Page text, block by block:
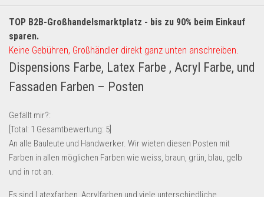
Handy und Smartphone
Kosmetik & Pflege
Lebensmittel & Getränke
Multimedia & Elektro
Münzen
Spielzeug & Games
Sport & Freizeit
Uhren & Schmuck
TOP B2B-Großhandelsmarktplatz - bis zu 90% beim Einkauf
sparen.
Keine Gebühren, Großhändler direkt ganz unten anschreiben.
Dispensions Farbe, Latex Farbe , Acryl Farbe, und
Fassaden Farben – Posten
Gefällt mir?:
[Total: 1 Gesamtbewertung: 5
An alle Bauleute und Handwerker. Wir wieten diesen Posten mit
Farben in allen möglichen Farben wie weiss, braun, grün, blau, gelb
und in rot an.
Es sind Latexfarben, Acrylfarben und viele unterschiedliche